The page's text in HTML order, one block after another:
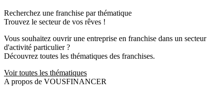
Recherchez une franchise par thématique
Trouvez le secteur de vos rêves !
Vous souhaitez ouvrir une entreprise en franchise dans un secteur
d'activité particulier ?
Découvrez toutes les thématiques des franchises.
Voir toutes les thématiques
A propos de VOUSFINANCER